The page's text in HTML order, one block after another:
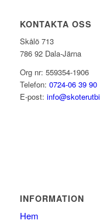
KONTAKTA OSS
Skålö 713
786 92 Dala-Järna
Org nr: 559354-1906
Telefon: 0724-06 39 90
E-post:
INFORMATION
Hem